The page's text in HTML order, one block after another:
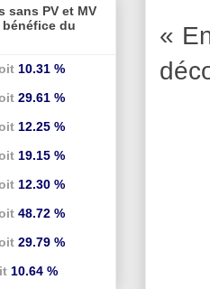
«
sans PV et MV
du
10.31 %
29.61 %
12.25 %
19.15 %
12.30 %
48.72 %
29.79 %
10.64 %